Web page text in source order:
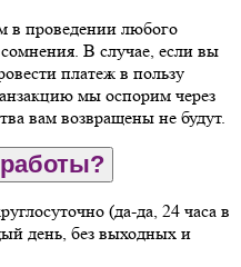
в проведении любого
В случае, если вы
платеж в пользу
мы оспорим через
вам возвращены не будут.
(да-да, 24 часа в
день, без выходных и